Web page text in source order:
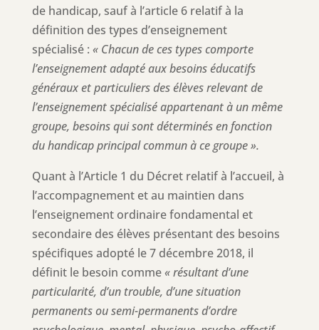
de handicap, sauf à l’article 6 relatif à la
définition des types d’enseignement
spécialisé : «Chacun de ces types comporte
l’enseignement adapté aux besoins éducatifs
généraux et particuliers des élèves relevant de
l’enseignement spécialisé appartenant à un même
groupe, besoins qui sont déterminés en fonction
du handicap principal commun à ce groupe ».
Quant à l’Article 1 du Décret relatif à l’accueil, à
l’accompagnement et au maintien dans
l’enseignement ordinaire fondamental et
secondaire des élèves présentant des besoins
spécifiques adopté le 7 décembre 2018, il
définit le besoin comme« résultant d’une
particularité, d’un trouble, d’une situation
permanents ou semi-permanents d’ordre